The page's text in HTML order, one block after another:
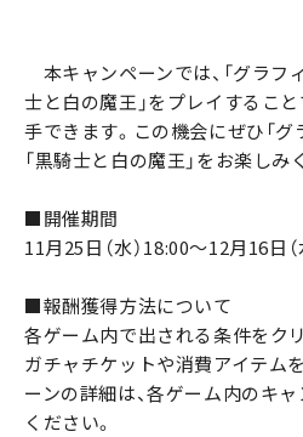
本キャンペーンでは、「グラフ
士と白の魔王」をプレイするこ
手できます。この機会にぜひ「
「黒騎士と白の魔王」をお楽しみ
■開催期間
11月25日（水）18:00～12月16日（
■報酬獲得方法について
各ゲーム内で出される条件をク
ガチャチケットや消費アイテム
ーンの詳細は、各ゲーム内のキ
ください。